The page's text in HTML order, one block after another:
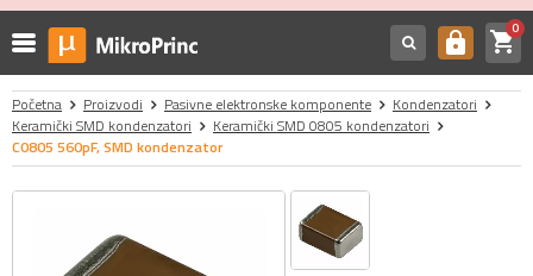
https shopping_cart0
Početna Proizvodi Pasivne elektronske komponente
Kondenzatori
Keramički SMD kondenzatori
Keramički SMD 0805 kondenzatori
C0805 560pF, SMD kondenzator